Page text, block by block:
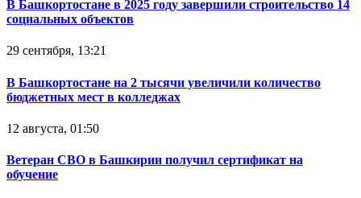
В Башкортостане в 2025 году завершили строительство 14
социальных объектов
29 сентября, 13:21
В Башкортостане на 2 тысячи увеличили количество
бюджетных мест в колледжах
12 августа, 01:50
Ветеран СВО в Башкирии получил сертификат на
обучение